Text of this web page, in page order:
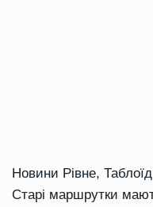
Новини Рівне, Таблоїд
Старі маршрутки